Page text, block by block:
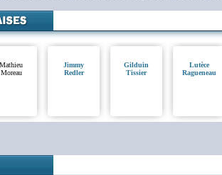
Mathieu
Moreau
Jimmy
Redler
Gilduin
Tissier
Lutèce
Ragueneau